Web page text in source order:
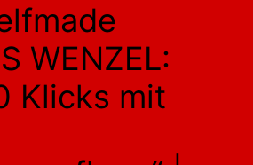
WENZEL:
Klicks mit